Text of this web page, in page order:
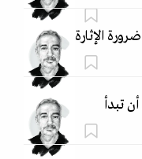
الإثارة
تبدأ